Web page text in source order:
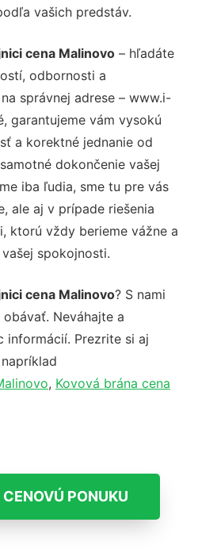
vašich predstáv.
cena Malinovo – hľadáte
odbornosti a
správnej adrese – www.i-
garantujeme vám vysokú
a korektné jednanie od
dokončenie vašej
iba ľudia, sme tu pre vás
ale aj v prípade riešenia
ktorú vždy berieme vážne a
spokojnosti.
cena Malinovo? S nami
Neváhajte a
informácií. Prezrite si aj
, Kovová brána cena
PONUKU